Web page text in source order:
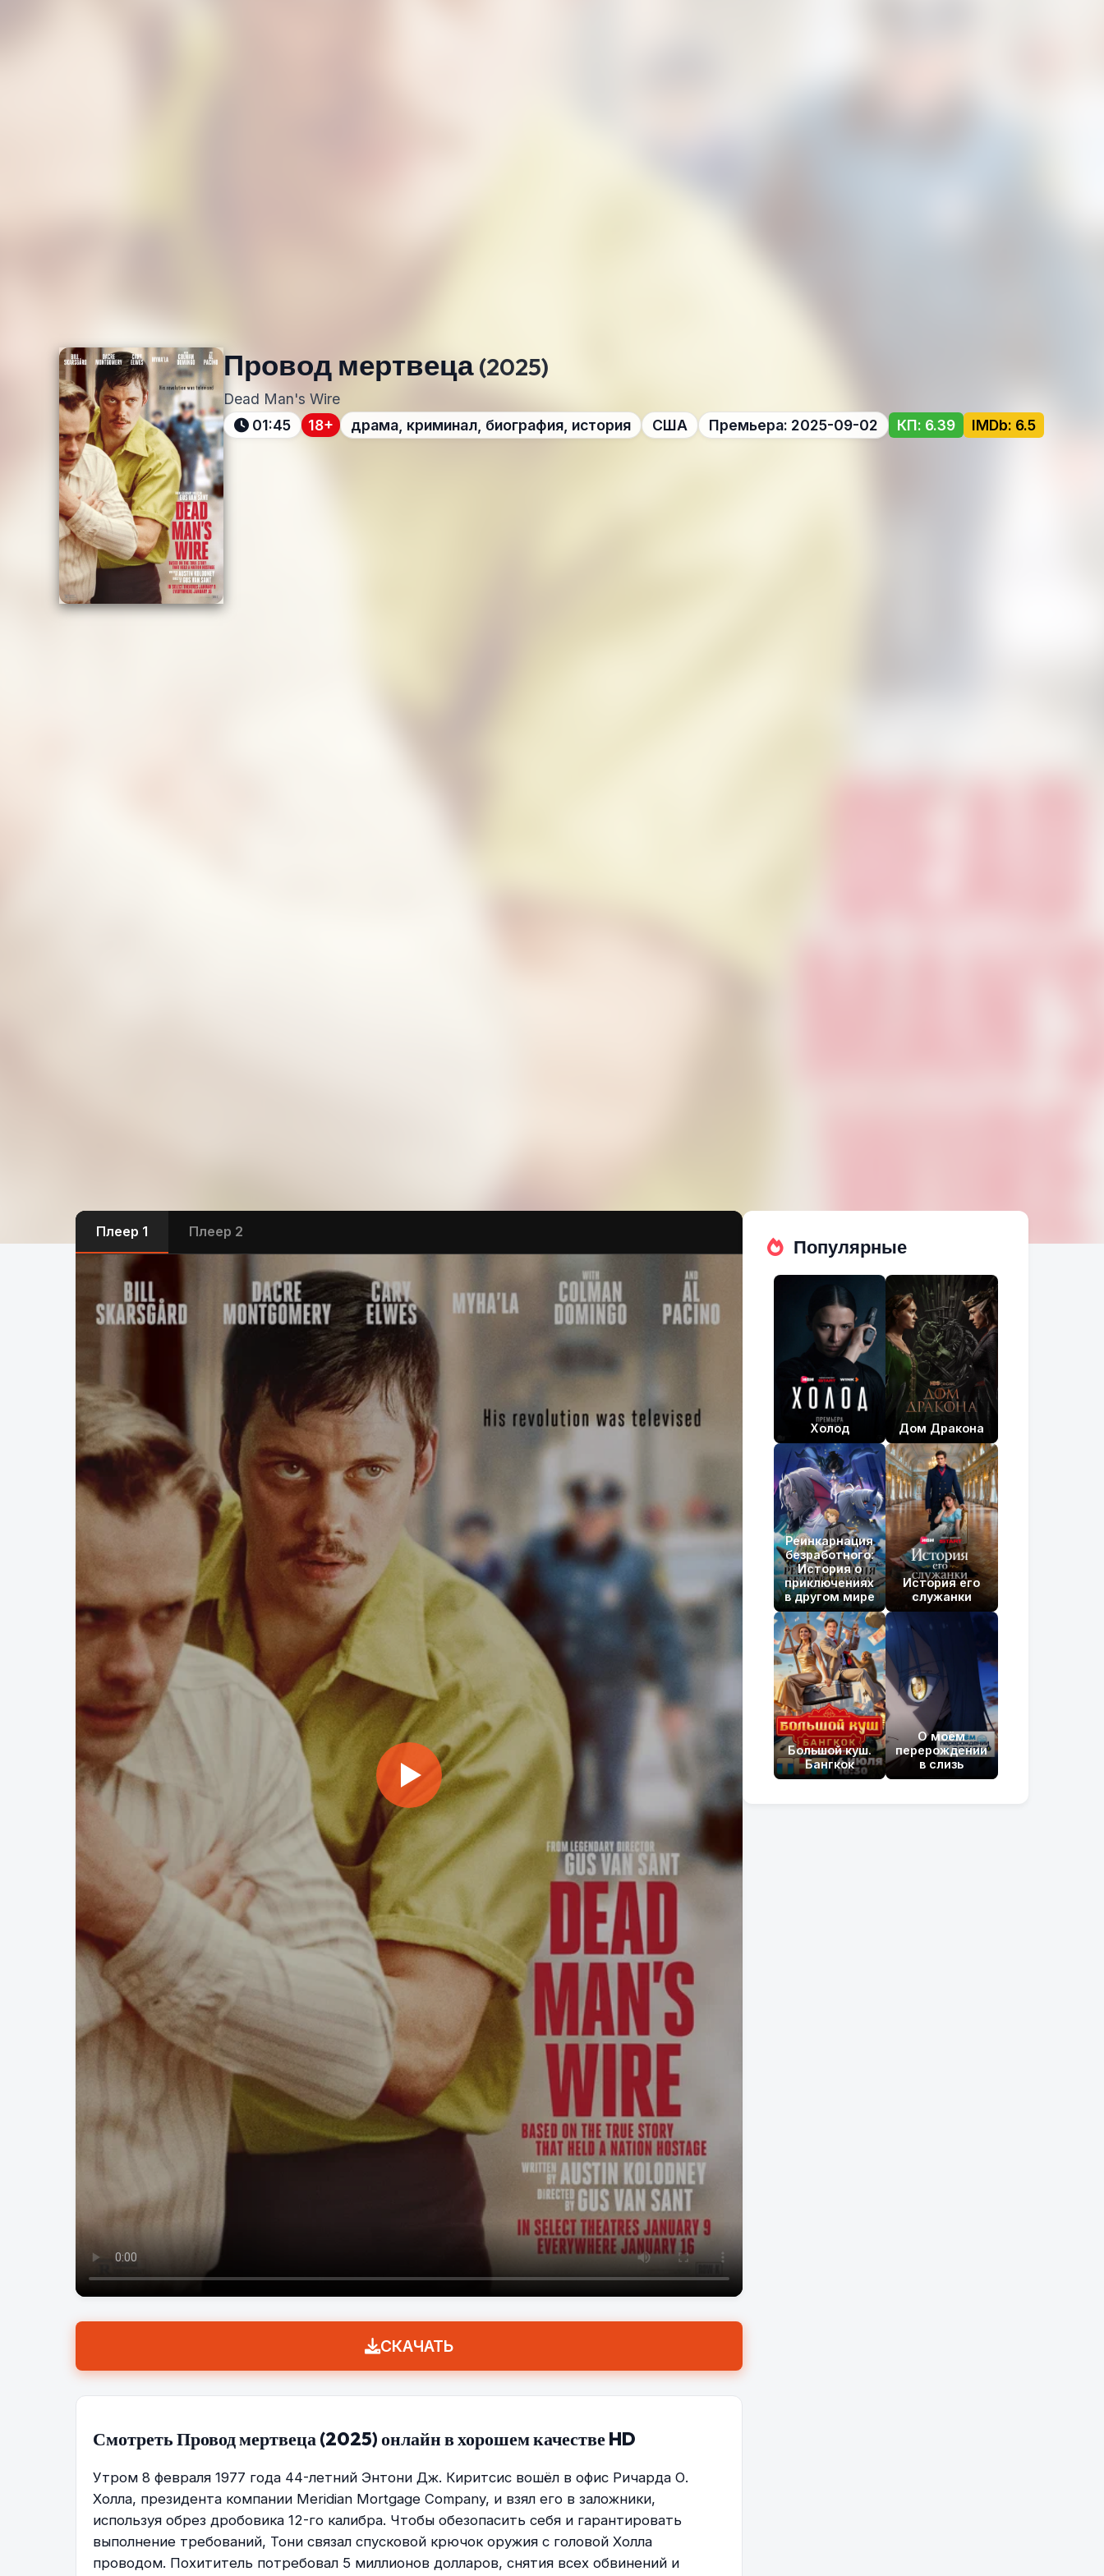
Провод мертвеца(2025)
Dead Man's Wire
01:45
18+ драма, криминал, биография, история США Премьера: 2025-09-02 КП: 6.39 IMDb: 6.5
Плеер 1 Плеер 2
СКАЧАТЬ
Смотреть Провод мертвеца (2025) онлайн в хорошем качестве HD
Утром 8 февраля 1977 года 44-летний Энтони Дж. Киритсис вошёл в офис Ричарда О.
Холла, президента компании Meridian Mortgage Company, и взял его в заложники,
используя обрез дробовика 12-го калибра. Чтобы обезопасить себя и гарантировать
выполнение требований, Тони связал спусковой крючок оружия с головой Холла
проводом. Похититель потребовал 5 миллионов долларов, снятия всех обвинений и
Популярные
Холод Дом Дракона
Реинкарнация
безработного:
История о
приключениях
в другом мире
История его
служанки
Большой куш.
Бангкок
О моём
перерождении
в слизь